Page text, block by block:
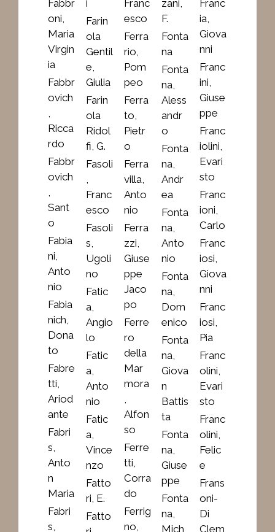
Fabbr
oni,
Maria
Virgin
ia
Fabbr
ovich
Ricca
rdo
Fabbr
ovich
Sant
o
Fabia
ni,
Anto
nio
Fabia
nich,
Dona
to
Fabre
tti,
Ariod
ante
Fabri
s,
Anto
n
Maria
Fabri
s,
i
Farin
ola
Gentil
e,
Giulia
Farin
ola
Ridol
fi, G.
Fasoli
Franc
esco
Fasoli
s,
Ugoli
no
Fatic
a,
Angio
lo
Fatic
a,
Anto
nio
Fatic
a,
Vince
nzo
Fatto
ri, E.
Fatto
Franc
esco
Ferra
rio,
Pom
peo
Ferra
to,
Pietr
o
Ferra
villa,
Anto
nio
Ferra
zzi,
Giuse
ppe
Jaco
po
Ferre
ro
della
Mar
mora
Alfon
so
Ferre
tti,
Corra
do
Ferrig
no,
zani,
F.
Fonta
na
Fonta
na,
Aless
andr
o
Fonta
na,
Andr
ea
Fonta
na,
Anto
nio
Fonta
na,
Dom
enico
Fonta
na,
Giova
n
Battis
ta
Fonta
na,
Giuse
ppe
Fonta
na,
Mich
Franc
ia,
Giova
nni
Franc
ini,
Giuse
ppe
Franc
iolini,
Evari
sto
Franc
ioni,
Carlo
Franc
iosi,
Giova
nni
Franc
iosi,
Pia
Franc
olini,
Evari
sto
Franc
olini,
Felic
e
Frans
oni-
Di
Clem